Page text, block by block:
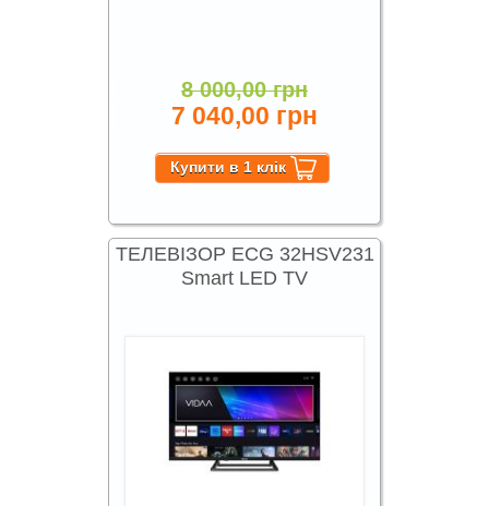
8 000,00 грн
7 040,00 грн
ТЕЛЕВІЗОР ECG 32HSV231
Smart LED TV